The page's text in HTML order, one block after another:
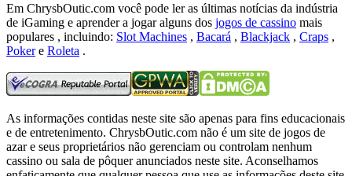
Em ChrysbOutic.com você pode ler as últimas notícias da indústria
de iGaming e aprender a jogar alguns dos jogos de cassino mais
populares , incluindo: Slot Machines , Bacará , Blackjack , Craps ,
Pokere Roleta .
As informações contidas neste site são apenas para fins educacionais
e de entretenimento. ChrysbOutic.com não é um site de jogos de
azar e seus proprietários não gerenciam ou controlam nenhum
cassino ou sala de pôquer anunciados neste site. Aconselhamos